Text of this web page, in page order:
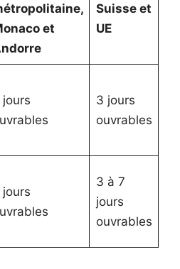
et
Suisse et
UE
jours
3 jours
ouvrables
jours
3 à 7
jours
ouvrables